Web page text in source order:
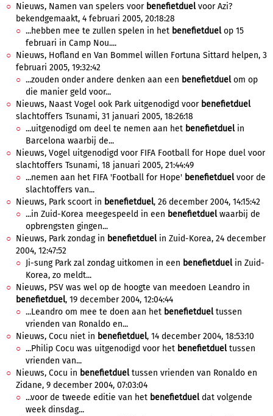
Nieuws, Namen van spelers voor benefietduelvoor Azi?
bekendgemaakt, 4 februari 2005, 20:18:28
...hebben mee te zullen spelen in het benefietduelop 15
februari in Camp Nou....
Nieuws, Hofland en Van Bommel willen Fortuna Sittard helpen, 3
februari 2005, 19:32:42
...zouden onder andere denken aan een benefietduelom op
die manier geld voor...
Nieuws, Naast Vogel ook Park uitgenodigd voor benefietduel
slachtoffers Tsunami, 31 januari 2005, 18:26:18
...uitgenodigd om deel te nemen aan het benefietduelin
Barcelona waarbij de...
Nieuws, Vogel uitgenodigd voor FIFA Football for Hope duel voor
slachtoffers Tsunami, 18 januari 2005, 21:44:49
...nemen aan het FIFA 'Football for Hope' benefietduelvoor de
slachtoffers van...
Nieuws, Park scoort in benefietduel, 26 december 2004, 14:15:42
...in Zuid-Korea meegespeeld in een benefietduelwaarbij de
opbrengsten gingen...
Nieuws, Park zondag in benefietduelin Zuid-Korea, 24 december
2004, 12:47:52
Ji-sung Park zal zondag uitkomen in een benefietduelin Zuid-
Korea, zo meldt...
Nieuws, PSV was wel op de hoogte van meedoen Leandro in
benefietduel, 19 december 2004, 12:04:44
...Leandro om mee te doen aan het benefietdueltussen
vrienden van Ronaldo en...
Nieuws, Cocu niet in benefietduel, 14 december 2004, 18:53:10
...Philip Cocu was uitgenodigd voor het benefietdueltussen
vrienden van...
Nieuws, Cocu in benefietdueltussen vrienden van Ronaldo en
Zidane, 9 december 2004, 07:03:04
...voor de tweede editie van het benefietdueldat volgende
week dinsdag...